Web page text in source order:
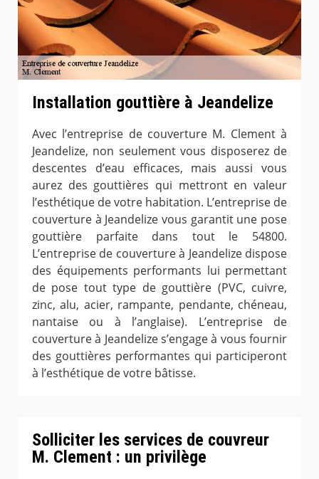
Installation gouttière à Jeandelize
Avec l’entreprise de couverture M. Clement à
Jeandelize, non seulement vous disposerez de
descentes d’eau efficaces, mais aussi vous
aurez des gouttières qui mettront en valeur
l’esthétique de votre habitation. L’entreprise de
couverture à Jeandelize vous garantit une pose
gouttière parfaite dans tout le 54800.
L’entreprise de couverture à Jeandelize dispose
des équipements performants lui permettant
de pose tout type de gouttière (PVC, cuivre,
zinc, alu, acier, rampante, pendante, chéneau,
nantaise ou à l’anglaise). L’entreprise de
couverture à Jeandelize s’engage à vous fournir
des gouttières performantes qui participeront
à l’esthétique de votre bâtisse.
Solliciter les services de couvreur
M. Clement : un privilège